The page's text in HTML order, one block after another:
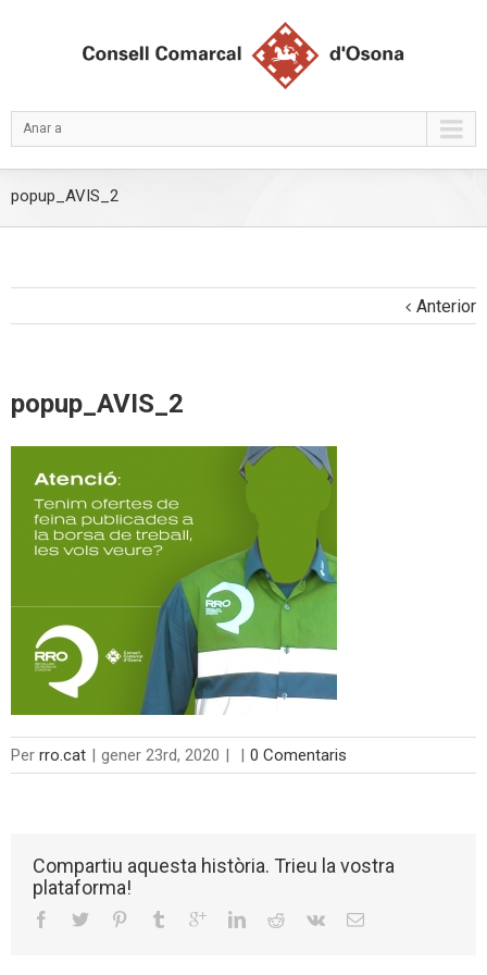
Anar a
popup_AVIS_2
Anterior
popup_AVIS_2
Per rro.cat | gener 23rd, 2020 | | 0 Comentaris
Compartiu aquesta història. Trieu la vostra
plataforma!